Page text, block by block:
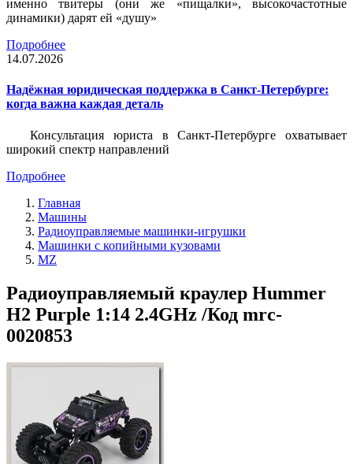
именно твитеры (они же «пищалки», высокочастотные
динамики) дарят ей «душу»
Подробнее
14.07.2026
Надёжная юридическая поддержка в Санкт-Петербурге:
когда важна каждая деталь
Консультация юриста в Санкт-Петербурге охватывает
широкий спектр направлений
Подробнее
Главная
Машины
Радиоуправляемые машинки-игрушки
Машинки с копийными кузовами
MZ
Радиоуправляемый краулер Hummer
H2 Purple 1:14 2.4GHz /Код mrc-
0020853